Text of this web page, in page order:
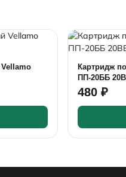
Картридж
ПП-20ББ
480 ₽